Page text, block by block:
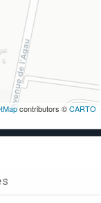
contributors ©CARTO